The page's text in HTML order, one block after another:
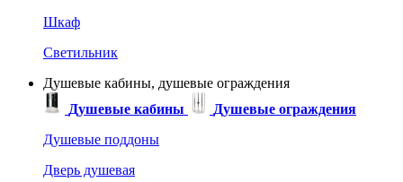
Шкаф
Светильник
Душевые кабины, душевые ограждения
Душевые кабины
Душевые ограждения
Душевые поддоны
Дверь душевая